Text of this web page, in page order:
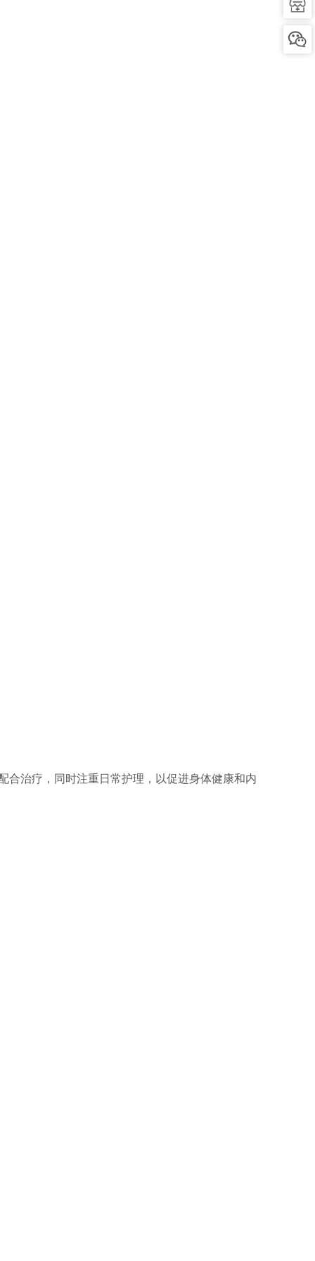
合治疗，同时注重日常护理，以促进身体健康和内